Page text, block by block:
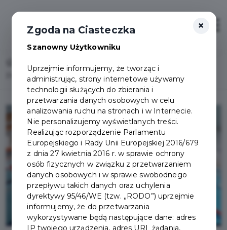
Pruszczańskie kryte pływalnie w okresie wakacyjnym
×
Zgoda na Ciasteczka
Szanowny Użytkowniku
Uprzejmie informujemy, że tworząc i
administrując, strony internetowe używamy
technologii służących do zbierania i
przetwarzania danych osobowych w celu
analizowania ruchu na stronach i w Internecie.
Nie personalizujemy wyświetlanych treści.
Realizując rozporządzenie Parlamentu
Europejskiego i Rady Unii Europejskiej 2016/679
z dnia 27 kwietnia 2016 r. w sprawie ochrony
osób fizycznych w związku z przetwarzaniem
danych osobowych i w sprawie swobodnego
przepływu takich danych oraz uchylenia
dyrektywy 95/46/WE (tzw. „RODO”) uprzejmie
informujemy, że do przetwarzania
wykorzystywane będą następujące dane: adres
IP twojego urządzenia, adres URL żądania,